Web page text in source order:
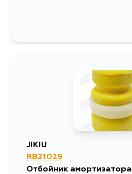
JIKIU
RB21029
Отбойник амортизатора